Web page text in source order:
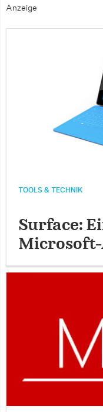
Anzeige
TOOLS & TECHNIK
Surface: